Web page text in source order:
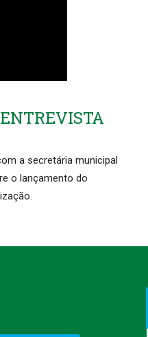
a secretária municipal
o lançamento do